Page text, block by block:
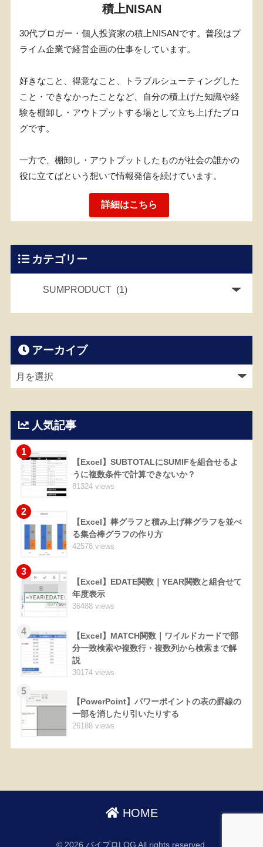
積上NISAN
30代ブロガー・個人投資家の積上NISANです。普段はプ
ライム企業で経営企画の仕事をしています。
好きなこと、得意なこと、トラブルシューティングした
こと・できなかったことなど、自分の積上げた知識や経
験を棚卸し・アウトプットする場として立ち上げたブロ
グです。
一方で、棚卸し・アウトプットしたものが社会の誰かの
役に立てばという想いで情報発信を続けています。
詳細はこちら
カテゴリー
アーカイブ
人気記事
1
【Excel】SUBTOTALにSUMIFを組合せるよ
うに複数条件で計算できないか？
81324 views
2
【Excel】棒グラフと積み上げ棒グラフを並べ
る集合棒グラフの作り方
42578 views
3
【Excel】EDATE関数｜YEAR関数と組合せて
年度表示
36488 views
4
【Excel】MATCH関数｜ワイルドカードで部
分一致検索や複数行・複数列から検索まで解
説
30174 views
5
【PowerPoint】パワーポイントの表の罫線の
一部を消したり引いたりする
26188 views
HOME
© 2026 バイプロLOG All rights reserved.